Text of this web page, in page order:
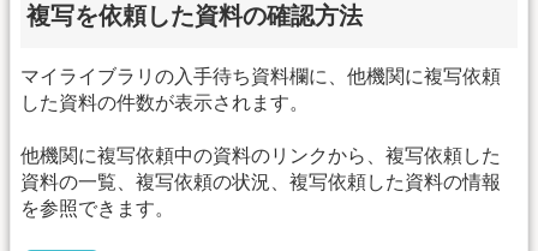
複写を依頼した資料の確認方法
マイライブラリの入手待ち資料欄に、他機関に複写依頼
した資料の件数が表示されます。
他機関に複写依頼中の資料のリンクから、複写依頼した
資料の一覧、複写依頼の状況、複写依頼した資料の情報
を参照できます。